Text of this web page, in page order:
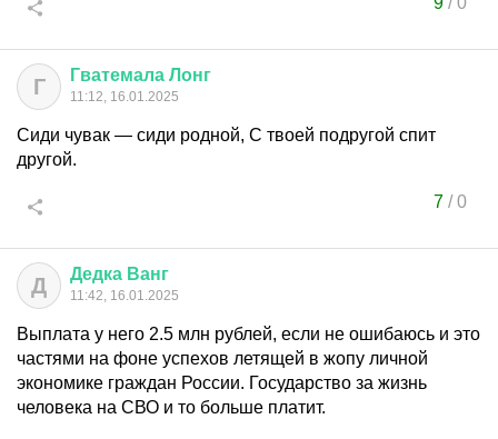
Г Гватемала Лонг
11:12, 16.01.2025
Сиди чувак — сиди родной, С твоей подругой спит
другой.
7/0
Д Дедка Ванг
11:42, 16.01.2025
Выплата у него 2.5 млн рублей, если не ошибаюсь и это
частями на фоне успехов летящей в жопу личной
экономике граждан России. Государство за жизнь
человека на СВО и то больше платит.